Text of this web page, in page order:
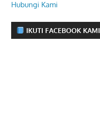
Hubungi Kami
IKUTI FACEBOOK KAMI